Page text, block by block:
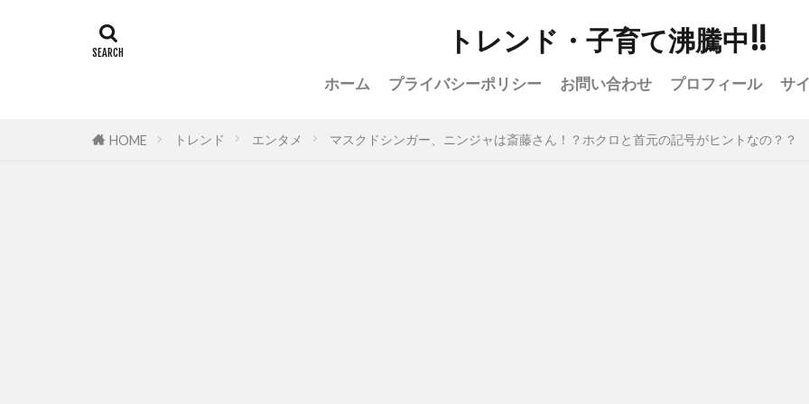
トレンド・子育て沸騰中!!
ホーム プライバシーポリシー お問い合わせ プロフィール サ
HOME トレンド エンタメ マスクドシンガー、ニンジャは斎藤さん！？ホクロと首元の記号がヒントなの？？